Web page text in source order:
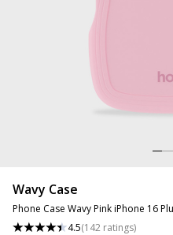
Wavy Case
Phone Case Wavy Pink iPhone 16
4.5(142 ratings)